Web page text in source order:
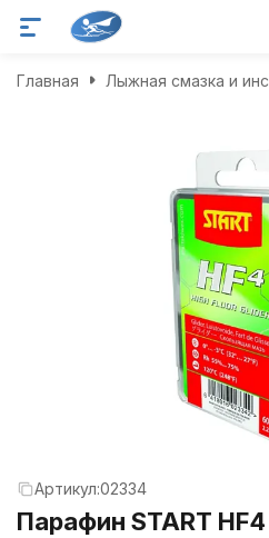
Главная Лыжная смазка и
Артикул:02334
Парафин START